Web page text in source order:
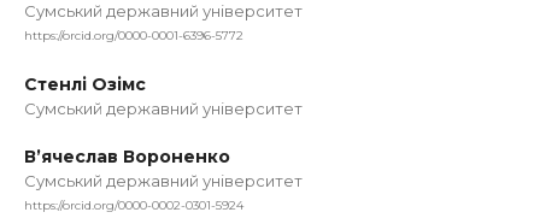
Сумський державний університет
https://orcid.org/0000-0001-6396-5772
Стенлі Озімс
Сумський державний університет
В’ячеслав Вороненко
Сумський державний університет
https://orcid.org/0000-0002-0301-5924